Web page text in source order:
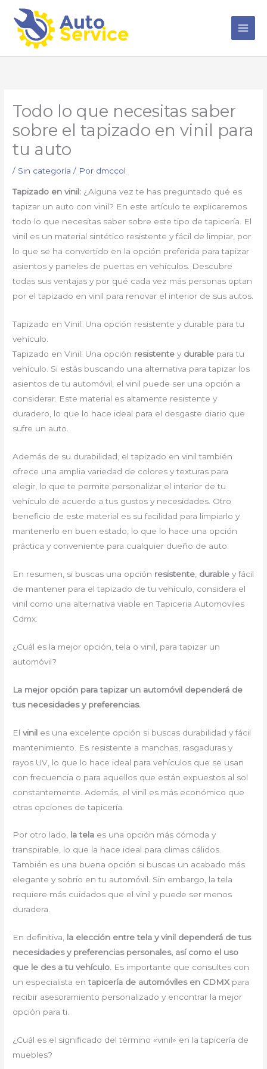
contenido
Todo lo que necesitas saber
sobre el tapizado en vinil para
tu auto
/ Sin categoría / Por dmccol
Tapizado en vinil: ¿Alguna vez te has preguntado qué es
tapizar un auto con vinil? En este artículo te explicaremos
todo lo que necesitas saber sobre este tipo de tapicería. El
vinil es un material sintético resistente y fácil de limpiar, por
lo que se ha convertido en la opción preferida para tapizar
asientos y paneles de puertas en vehículos. Descubre
todas sus ventajas y por qué cada vez más personas optan
por el tapizado en vinil para renovar el interior de sus autos.
Tapizado en Vinil: Una opción resistente y durable para tu
vehículo.
Tapizado en Vinil: Una opción resistente y durable para tu
vehículo. Si estás buscando una alternativa para tapizar los
asientos de tu automóvil, el vinil puede ser una opción a
considerar. Este material es altamente resistente y
duradero, lo que lo hace ideal para el desgaste diario que
sufre un auto.
Además de su durabilidad, el tapizado en vinil también
ofrece una amplia variedad de colores y texturas para
elegir, lo que te permite personalizar el interior de tu
vehículo de acuerdo a tus gustos y necesidades. Otro
beneficio de este material es su facilidad para limpiarlo y
mantenerlo en buen estado, lo que lo hace una opción
práctica y conveniente para cualquier dueño de auto.
En resumen, si buscas una opción resistente durable y fácil
de mantener para el tapizado de tu vehículo, considera el
vinil como una alternativa viable en Tapiceria Automoviles
Cdmx.
¿Cuál es la mejor opción, tela o vinil, para tapizar un
automóvil?
La mejor opción para tapizar un automóvil dependerá de
tus necesidades y preferencias.
Elvinil es una excelente opción si buscas durabilidad y fácil
mantenimiento. Es resistente a manchas, rasgaduras y
rayos UV, lo que lo hace ideal para vehículos que se usan
con frecuencia o para aquellos que están expuestos al sol
constantemente. Además, el vinil es más económico que
otras opciones de tapicería.
Por otro lado, la tela es una opción más cómoda y
transpirable, lo que la hace ideal para climas cálidos.
También es una buena opción si buscas un acabado más
elegante y sobrio en tu automóvil. Sin embargo, la tela
requiere más cuidados que el vinil y puede ser menos
duradera.
En definitiva, la elección entre tela y vinil dependerá de tus
necesidades y preferencias personales, así como el uso
que le des a tu vehículo. Es importante que consultes con
un especialista entapicería de automóviles en CDMXpara
recibir asesoramiento personalizado y encontrar la mejor
opción para ti.
¿Cuál es el significado del término «vinil» en la tapicería de
muebles?